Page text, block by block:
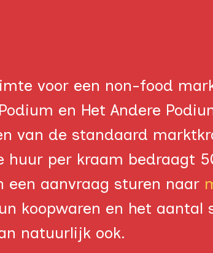
OP DE TÔFFEL
FOTO'S
PROGRAMMA
voor een non-food
en Het Andere
van de standaard
per kraam bedraagt
een aanvraag sturen naar
koopwaren en het aantal
natuurlijk ook.